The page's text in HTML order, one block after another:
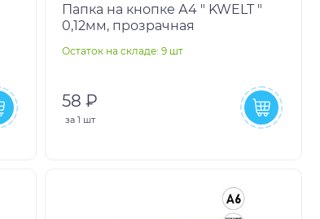
Папка на кнопке А4 " KWELT "
0,12мм, прозрачная
Остаток на складе: 9 шт
58 ₽
за 1 шт